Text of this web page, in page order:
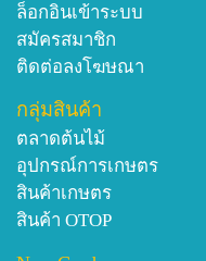
ล็อกอินเข้าระบบ
สมัครสมาชิก
ติดต่อลงโฆษณา
กลุ่มสินค้า
ตลาดต้นไม้
อุปกรณ์การเกษตร
สินค้าเกษตร
สินค้า OTOP